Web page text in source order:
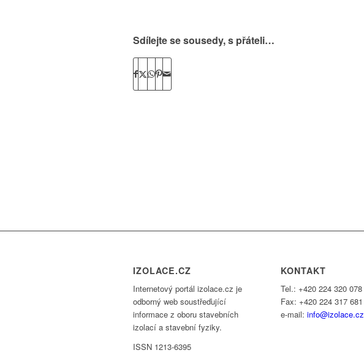
Sdílejte se sousedy, s přáteli…
IZOLACE.CZ
Internetový portál izolace.cz je
odborný web soustřeďující
informace z oboru stavebních
izolací a stavební fyziky.
ISSN 1213-6395
KONTAKT
Tel.: +420 224 320 078
Fax: +420 224 317 681
e-mail:info@izolace.cz